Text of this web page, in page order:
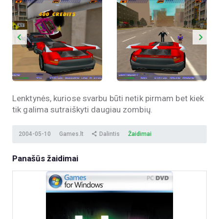
Lenktynės, kuriose svarbu būti netik pirmam bet kiek
tik galima sutraiškyti daugiau zombių.
2004-05-10 Games.lt Dalintis Žaidimai
Panašūs žaidimai